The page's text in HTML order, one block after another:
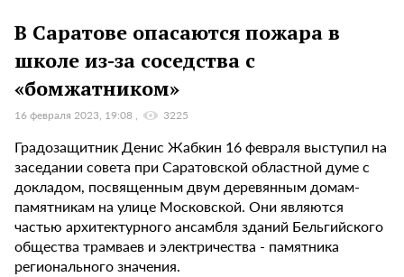
В Саратове опасаются пожара в
школе из-за соседства с
«бомжатником»
16 февраля 2023, 19:08 3225
Градозащитник Денис Жабкин 16 февраля выступил на
заседании совета при Саратовской областной думе с
докладом, посвященным двум деревянным домам-
памятникам на улице Московской. Они являются
частью архитектурного ансамбля зданий Бельгийского
общества трамваев и электричества - памятника
регионального значения.